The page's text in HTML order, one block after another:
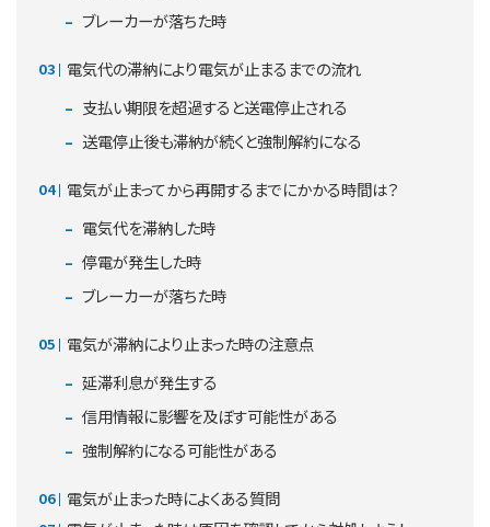
ブレーカーが落ちた時
電気代の滞納により電気が止まるまでの流れ
支払い期限を超過すると送電停止される
送電停止後も滞納が続くと強制解約になる
電気が止まってから再開するまでにかかる時間は？
電気代を滞納した時
停電が発生した時
ブレーカーが落ちた時
電気が滞納により止まった時の注意点
延滞利息が発生する
信用情報に影響を及ぼす可能性がある
強制解約になる可能性がある
電気が止まった時によくある質問